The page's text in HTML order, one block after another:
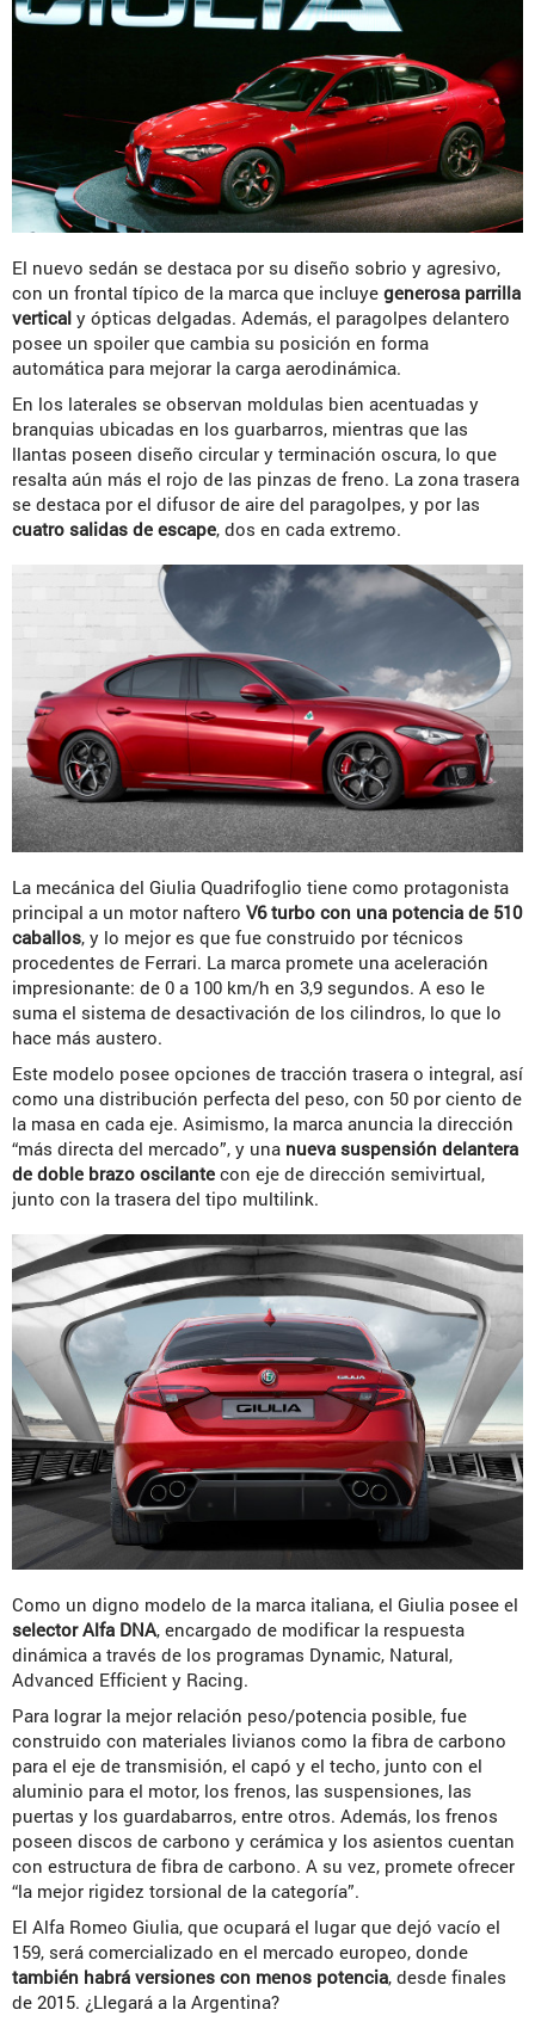
El nuevo sedán se destaca por su diseño sobrio y agresivo,
con un frontal típico de la marca que incluye generosa parrilla
vertical y ópticas delgadas. Además, el paragolpes delantero
posee un spoiler que cambia su posición en forma
automática para mejorar la carga aerodinámica.
En los laterales se observan moldulas bien acentuadas y
branquias ubicadas en los guarbarros, mientras que las
llantas poseen diseño circular y terminación oscura, lo que
resalta aún más el rojo de las pinzas de freno. La zona trasera
se destaca por el difusor de aire del paragolpes, y por las
cuatro salidas de escape, dos en cada extremo.
La mecánica del Giulia Quadrifoglio tiene como protagonista
principal a un motor naftero V6 turbo con una potencia de 510
caballos, y lo mejor es que fue construido por técnicos
procedentes de Ferrari. La marca promete una aceleración
impresionante: de 0 a 100 km/h en 3,9 segundos. A eso le
suma el sistema de desactivación de los cilindros, lo que lo
hace más austero.
Este modelo posee opciones de tracción trasera o integral, así
como una distribución perfecta del peso, con 50 por ciento de
la masa en cada eje. Asimismo, la marca anuncia la dirección
“más directa del mercado”, y una nueva suspensión delantera
de doble brazo oscilante con eje de dirección semivirtual,
junto con la trasera del tipo multilink.
Como un digno modelo de la marca italiana, el Giulia posee el
selector Alfa DNA, encargado de modificar la respuesta
dinámica a través de los programas Dynamic, Natural,
Advanced Efficient y Racing.
Para lograr la mejor relación peso/potencia posible, fue
construido con materiales livianos como la fibra de carbono
para el eje de transmisión, el capó y el techo, junto con el
aluminio para el motor, los frenos, las suspensiones, las
puertas y los guardabarros, entre otros. Además, los frenos
poseen discos de carbono y cerámica y los asientos cuentan
con estructura de fibra de carbono. A su vez, promete ofrecer
“la mejor rigidez torsional de la categoría”.
El Alfa Romeo Giulia, que ocupará el lugar que dejó vacío el
159, será comercializado en el mercado europeo, donde
también habrá versiones con menos potencia, desde finales
de 2015. ¿Llegará a la Argentina?